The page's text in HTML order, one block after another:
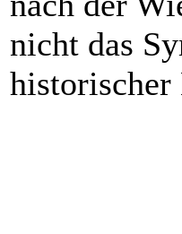
nicht das